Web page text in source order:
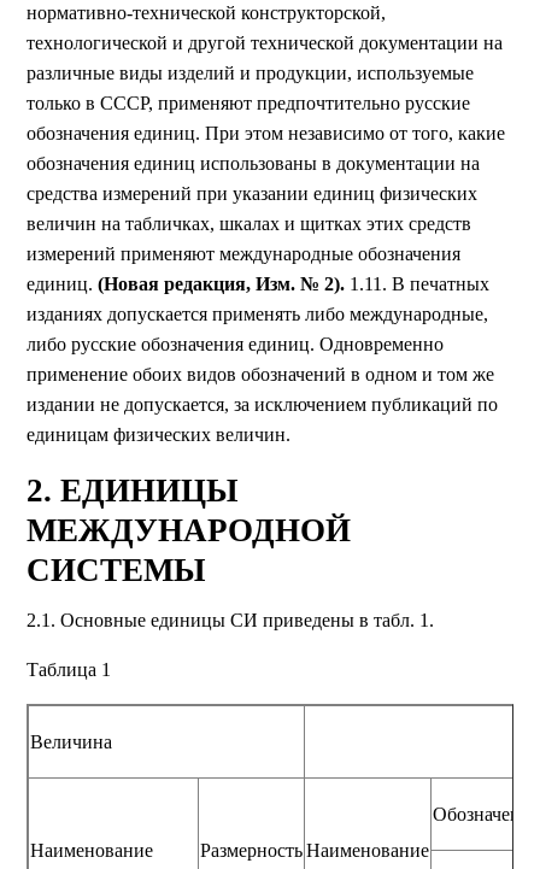
нормативно-технической конструкторской,
технологической и другой технической документации на
различные виды изделий и продукции, используемые
только в СССР, применяют предпочтительно русские
обозначения единиц. При этом независимо от того, какие
обозначения единиц использованы в документации на
средства измерений при указании единиц физических
величин на табличках, шкалах и щитках этих средств
измерений применяют международные обозначения
единиц. (Новая редакция, Изм. № 2). 1.11. В печатных
изданиях допускается применять либо международные,
либо русские обозначения единиц. Одновременно
применение обоих видов обозначений в одном и том же
издании не допускается, за исключением публикаций по
единицам физических величин.
2. ЕДИНИЦЫ
МЕЖДУНАРОДНОЙ
СИСТЕМЫ
2.1. Основные единицы СИ приведены в табл. 1.
Таблица 1
Величина
Наименование РазмерностьНаименование
Обозначение